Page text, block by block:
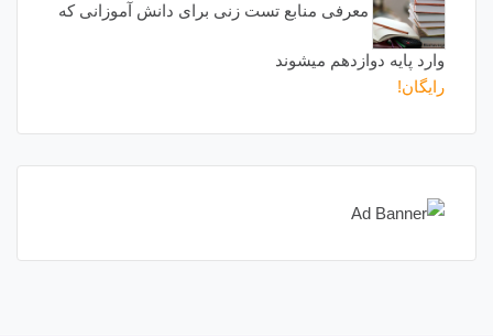
معرفی منابع تست زنی برای دانش آموزانی که
وارد پایه دوازدهم میشوند
رایگان!